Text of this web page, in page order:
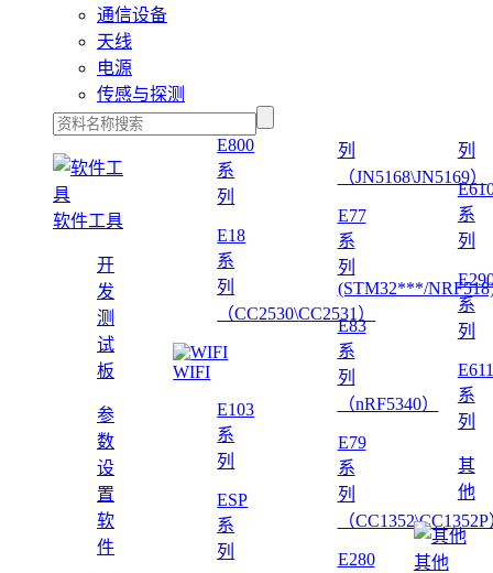
通信设备
天线
电源
传感与探测
软件工具
开
发
测
试
板
参
数
设
置
软
件
E800
系
列
E18
系
列
（CC2530\CC2531）
WIFI
E103
系
列
ESP
系
列
列
（JN5168\JN5169）
E77
系
列
(STM32***/
E83
系
列
（nRF5340）
E79
系
列
（
E280
列
系
列
系
列
E611
系
列
其
他
其他